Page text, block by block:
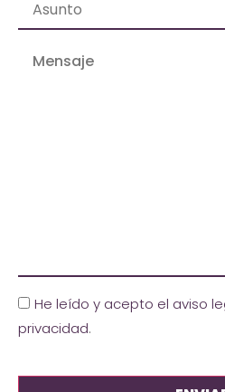
He leído y acepto el aviso
privacidad.